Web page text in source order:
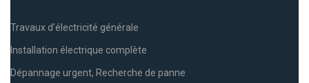
Travaux d’électricité générale
Installation électrique complète
Dépannage urgent, Recherche de panne